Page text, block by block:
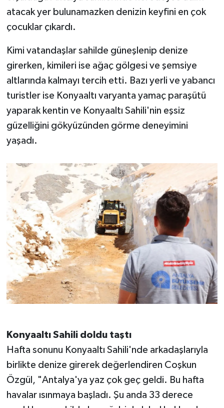
atacak yer bulunamazken denizin keyfini en çok
çocuklar çıkardı.
Kimi vatandaşlar sahilde güneşlenip denize
girerken, kimileri ise ağaç gölgesi ve şemsiye
altlarında kalmayı tercih etti. Bazı yerli ve yabancı
turistler ise Konyaaltı varyanta yamaç paraşütü
yaparak kentin ve Konyaaltı Sahili'nin eşsiz
güzelliğini gökyüzünden görme deneyimini
yaşadı.
Konyaaltı Sahili doldu taştı
Hafta sonunu Konyaaltı Sahili'nde arkadaşlarıyla
birlikte denize girerek değerlendiren Coşkun
Özgül, "Antalya'ya yaz çok geç geldi. Bu hafta
havalar ısınmaya başladı. Şu anda 33 derece